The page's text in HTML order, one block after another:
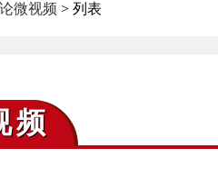
微视频 > 列表
频